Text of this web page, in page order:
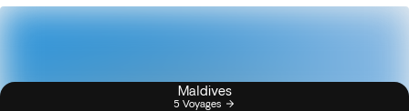
Maldives
5 Voyages